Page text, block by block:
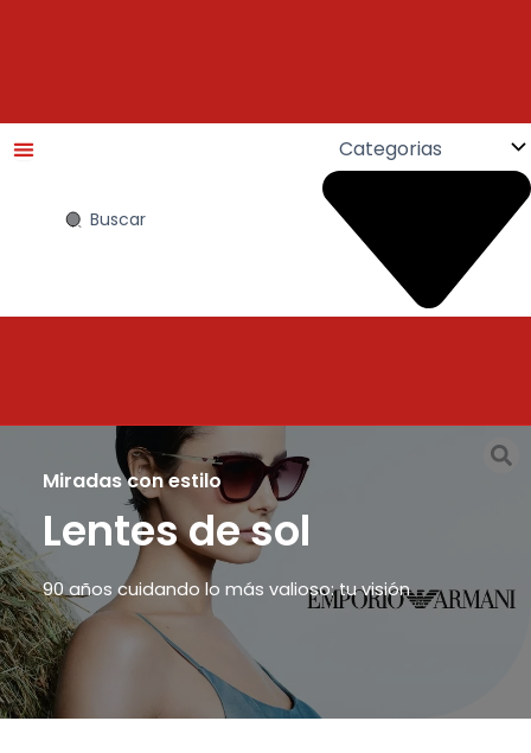
Search
Miradas con estilo
Lentes de sol
90 años cuidando lo más valioso: tu visión